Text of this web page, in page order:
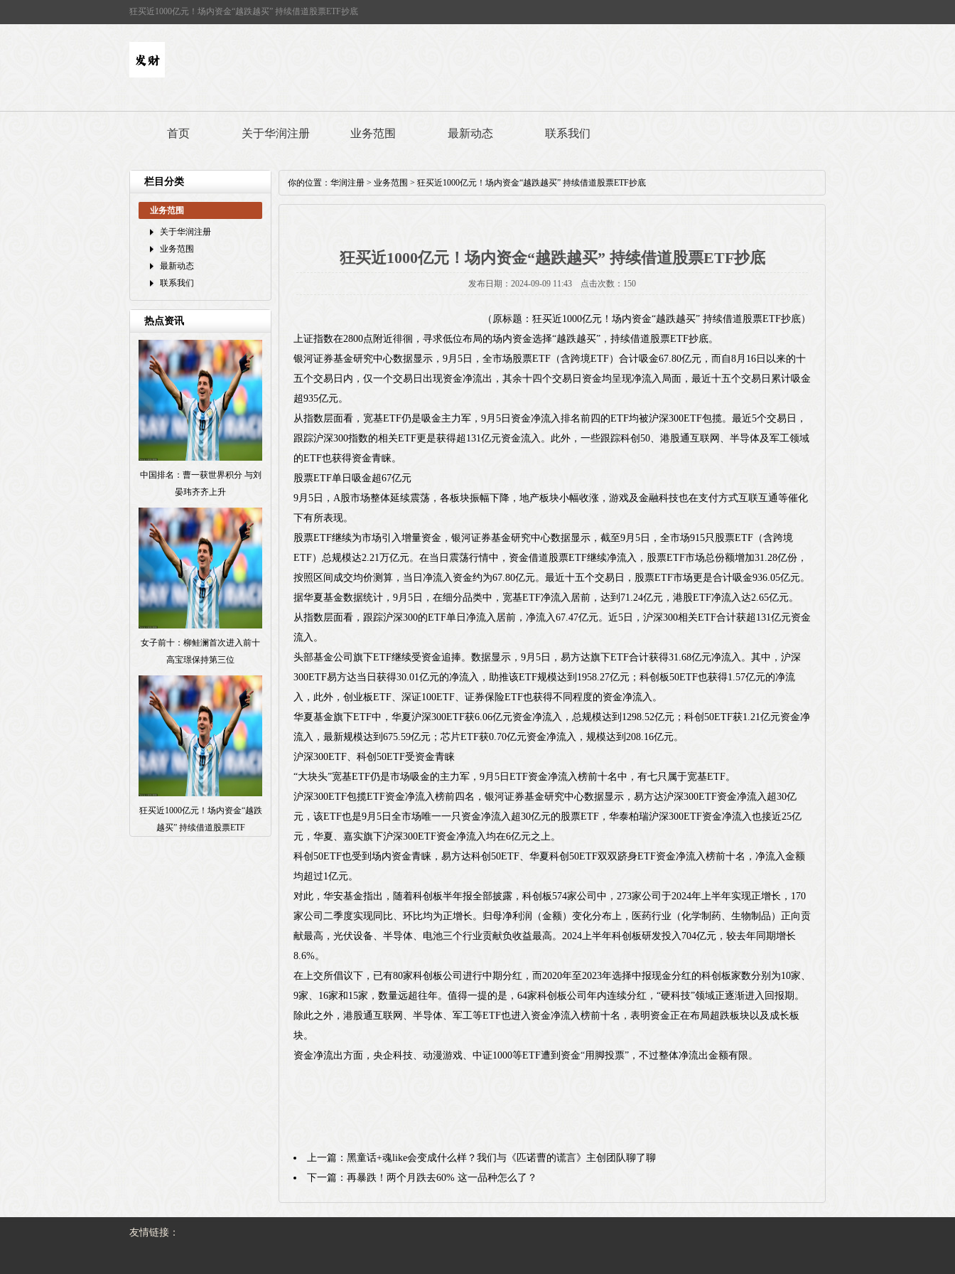
狂买近1000亿元！场内资金“越跌越买” 持续借道股票ETF抄底
首页 关于华润注册 业务范围 最新动态 联系我们
栏目分类
业务范围
关于华润注册
业务范围
最新动态
联系我们
热点资讯
中国排名：曹一获世界积分 与刘
晏玮齐齐上升
女子前十：柳鲑澜首次进入前十
高宝璟保持第三位
狂买近1000亿元！场内资金“越跌
越买” 持续借道股票ETF
你的位置： 华润注册 > 业务范围 > 狂买近1000亿元！场内资金“越跌越买” 持续借道股票ETF抄底
狂买近1000亿元！场内资金“越跌越买” 持续借道股票ETF抄底
发布日期：2024-09-09 11:43 点击次数：150
（原标题：狂买近1000亿元！场内资金“越跌越买” 持续借道股票ETF抄底）
上证指数在2800点附近徘徊，寻求低位布局的场内资金选择“越跌越买”，持续借道股票ETF抄底。
银河证券基金研究中心数据显示，9月5日，全市场股票ETF（含跨境ETF）合计吸金67.80亿元，而自8月16日以来的十
五个交易日内，仅一个交易日出现资金净流出，其余十四个交易日资金均呈现净流入局面，最近十五个交易日累计吸金
超935亿元。
从指数层面看，宽基ETF仍是吸金主力军，9月5日资金净流入排名前四的ETF均被沪深300ETF包揽。最近5个交易日，
跟踪沪深300指数的相关ETF更是获得超131亿元资金流入。此外，一些跟踪科创50、港股通互联网、半导体及军工领域
的ETF也获得资金青睐。
股票ETF单日吸金超67亿元
9月5日，A股市场整体延续震荡，各板块振幅下降，地产板块小幅收涨，游戏及金融科技也在支付方式互联互通等催化
下有所表现。
股票ETF继续为市场引入增量资金，银河证券基金研究中心数据显示，截至9月5日，全市场915只股票ETF（含跨境
ETF）总规模达2.21万亿元。在当日震荡行情中，资金借道股票ETF继续净流入，股票ETF市场总份额增加31.28亿份，
按照区间成交均价测算，当日净流入资金约为67.80亿元。最近十五个交易日，股票ETF市场更是合计吸金936.05亿元。
据华夏基金数据统计，9月5日，在细分品类中，宽基ETF净流入居前，达到71.24亿元，港股ETF净流入达2.65亿元。
从指数层面看，跟踪沪深300的ETF单日净流入居前，净流入67.47亿元。近5日，沪深300相关ETF合计获超131亿元资金
流入。
头部基金公司旗下ETF继续受资金追捧。数据显示，9月5日，易方达旗下ETF合计获得31.68亿元净流入。其中，沪深
300ETF易方达当日获得30.01亿元的净流入，助推该ETF规模达到1958.27亿元；科创板50ETF也获得1.57亿元的净流
入，此外，创业板ETF、深证100ETF、证券保险ETF也获得不同程度的资金净流入。
华夏基金旗下ETF中，华夏沪深300ETF获6.06亿元资金净流入，总规模达到1298.52亿元；科创50ETF获1.21亿元资金净
流入，最新规模达到675.59亿元；芯片ETF获0.70亿元资金净流入，规模达到208.16亿元。
沪深300ETF、科创50ETF受资金青睐
“大块头”宽基ETF仍是市场吸金的主力军，9月5日ETF资金净流入榜前十名中，有七只属于宽基ETF。
沪深300ETF包揽ETF资金净流入榜前四名，银河证券基金研究中心数据显示，易方达沪深300ETF资金净流入超30亿
元，该ETF也是9月5日全市场唯一一只资金净流入超30亿元的股票ETF，华泰柏瑞沪深300ETF资金净流入也接近25亿
元，华夏、嘉实旗下沪深300ETF资金净流入均在6亿元之上。
科创50ETF也受到场内资金青睐，易方达科创50ETF、华夏科创50ETF双双跻身ETF资金净流入榜前十名，净流入金额
均超过1亿元。
对此，华安基金指出，随着科创板半年报全部披露，科创板574家公司中，273家公司于2024年上半年实现正增长，170
家公司二季度实现同比、环比均为正增长。归母净利润（金额）变化分布上，医药行业（化学制药、生物制品）正向贡
献最高，光伏设备、半导体、电池三个行业贡献负收益最高。2024上半年科创板研发投入704亿元，较去年同期增长
8.6%。
在上交所倡议下，已有80家科创板公司进行中期分红，而2020年至2023年选择中报现金分红的科创板家数分别为10家、
9家、16家和15家，数量远超往年。值得一提的是，64家科创板公司年内连续分红，“硬科技”领域正逐渐进入回报期。
除此之外，港股通互联网、半导体、军工等ETF也进入资金净流入榜前十名，表明资金正在布局超跌板块以及成长板
块。
资金净流出方面，央企科技、动漫游戏、中证1000等ETF遭到资金“用脚投票”，不过整体净流出金额有限。
上一篇： 黑童话+魂like会变成什么样？我们与《匹诺曹的谎言》主创团队聊了聊
下一篇： 再暴跌！两个月跌去60% 这一品种怎么了？
友情链接：